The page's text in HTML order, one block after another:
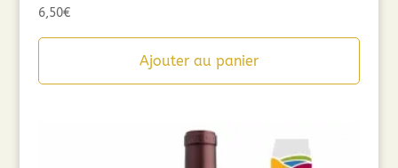
6,50€
Ajouter au panier